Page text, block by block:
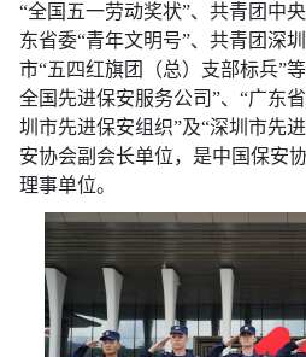
“全国五一劳动奖状”、共青团中
东省委“青年文明号”、共青团深
市“五四红旗团（总）支部标兵”等
全国先进保安服务公司”、 “广东
圳市先进保安组织”及“深圳市先
安协会副会长单位， 是中国保安
理事单位。